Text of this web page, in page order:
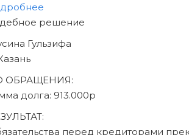
ИЗБАВЛЯТЬСЯ
ДОЛГОВ
СЕГОДНЯ!
на консультацию